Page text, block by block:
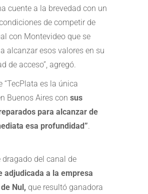
cuente a la brevedad con un
de competir de
con Montevideo que se
alcanzar esos valores en su
de acceso”, agregó.
“TecPlata es la única
Buenos Aires con sus
para alcanzar de
esa profundidad”.
dragado del canal de
adjudicada a la empresa
Nul, que resultó ganadora